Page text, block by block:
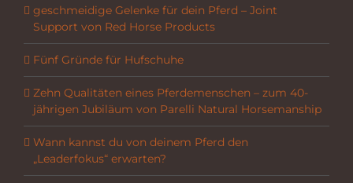
geschmeidige Gelenke für dein Pferd – Joint
Support von Red Horse Products
Fünf Gründe für Hufschuhe
Zehn Qualitäten eines Pferdemenschen – zum 40-
jährigen Jubiläum von Parelli Natural Horsemanship
Wann kannst du von deinem Pferd den
„Leaderfokus“ erwarten?